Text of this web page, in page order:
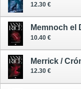
12.30 €
Memnoch el
10.40 €
Merrick /
12.30 €